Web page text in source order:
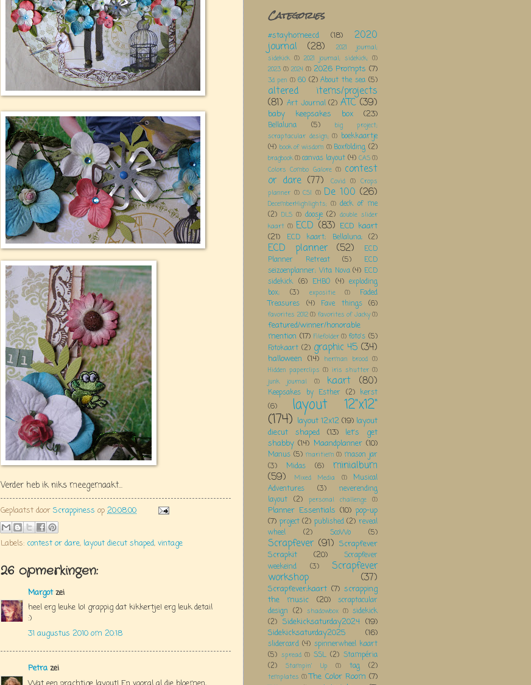
Verder heb ik niks meegemaakt...
Geplaatst door Scrappiness op 20:08:00
Labels: contest or dare, layout diecut shaped, vintage
26 opmerkingen:
Margotzei
heel erg leuke lo! grappig dat kikkertje! erg leuk detail
:)
31 augustus 2010 om 20:18
Petra zei
Categories
#stayhomeecd (18) 2020
journal (28)
2021 journal;
sidekick (1) 2021 journal; sidekick; (1)
2023 (1) 2024 (1) 2026 Prompts (7)
3d pen (1) 60 (2) About the sea (5)
altered items/projects
(81) Art Journal (2) ATC (39)
baby keepsakes box (23)
Bellaluna (5)
big project;
scraptacular design; (1) boekkaartje
(4) book of wisdom (1) Boxfolding (2)
bragbook(1)canvas layout (4) CAS(1)
Colors Combo Galore (1) contest
or dare (77) Covid (1) Crops
planner (1) CSI (1) De 100 (26)
DecemberHighlights; (1) deck of me
(2) DLS (1) doosje (2) double slider
kaart (1) ECD (83) ECD kaart
(21)
ECD kaart; Bellaluna; (2)
ECD planner (52)
ECD
Planner Retreat
(5)
ECD
seizoenplanner; Vita Nova (4) ECD
sidekick (6) EHBO (4) exploding
box;
(3) expositie (1)
Faded
Treasures
(4) Fave things (6)
favorites 2012 (1) favorites of Jacky (1)
featured/winner/honorable
mention (17) Filefolder (1) foto's (5)
Fotokaart (2) graphic 45 (34)
halloween (14) herman brood (1)
Hidden paperclips (1) iris shutter (1)
junk journal
(1) kaart (80)
Keepsakes by Esther (2) kerst
(6)
layout 12"x12"
(174) layout 12x12 (19) layout
diecut shaped
(13)
let's get
shabby (14) Maandplanner (10)
Manus (5) maritiem (1) mason jar
(3)
Midas (6) minialbum
(59) Mixed Media (1)
Musical
Adventures
(3)
neverending
layout (2) personal challenge (1)
Planner Essentials (10) pop-up
(7) project (2) published (2) reveal
wheel
(2) ScoWo (5)
Scrapfever (91) Scrapfever
Scrapkit
(20)
Scrapfever
weekeind
(3) Scrapfever
workshop (37)
Scrapfever;kaart (7) scrapping
the music
(20)
scraptacular
design (2) shadowbox (1) sidekick
(2) Sidekicksaturday2024 (19)
Sidekicksaturday2025
(16)
slidercard (4) spinnerwheel kaart
(5) spread (1) SSL (2) Stampéria
(2)
Stampin' Up (1) tag (2)
templates (1) The Color Room (7)